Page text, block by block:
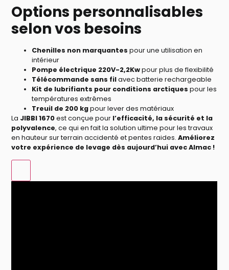
Options personnalisables
selon vos besoins
Chenilles non marquantes pour une utilisation en
intérieur
Pompe électrique 220V-2,2Kwpour plus de flexibilité
Télécommande sans filavec batterie rechargeable
Kit de lubrifiants pour conditions arctiques pour les
températures extrêmes
Treuil de 200 kgpour lever des matériaux
La JIBBI 1670est conçue pour l’efficacité, la sécurité et la
polyvalence, ce qui en fait la solution ultime pour les travaux
en hauteur sur terrain accidenté et pentes raides.Améliorez
votre expérience de levage dès aujourd’hui avec Almac !